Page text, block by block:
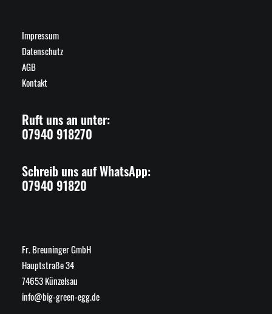
Impressum
Datenschutz
AGB
Kontakt
Ruft uns an unter:
07940 918270
Schreib uns auf WhatsApp:
07940 91820
Fr. Breuninger GmbH
Hauptstraße 34
74653 Künzelsau
info@big-green-egg.de